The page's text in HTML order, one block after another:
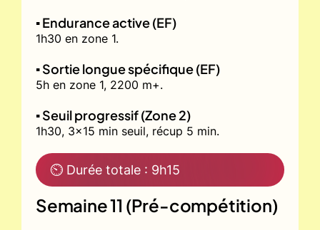
▪️ Endurance active (EF)
1h30 en zone 1.
▪️ Sortie longue spécifique (EF)
5h en zone 1, 2200 m+.
▪️ Seuil progressif (Zone 2)
1h30, 3x15 min seuil, récup 5 min.
⏲ Durée totale : 9h15
Semaine 11 (Pré-compétition)